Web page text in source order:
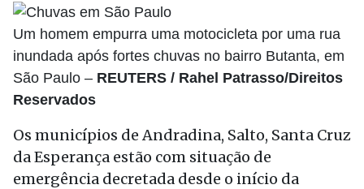
Um homem empurra uma motocicleta por uma rua
inundada após fortes chuvas no bairro Butanta, em
São Paulo – REUTERS / Rahel Patrasso/Direitos
Reservados
Os municípios de Andradina, Salto, Santa Cruz
da Esperança estão com situação de
emergência decretada desde o início da